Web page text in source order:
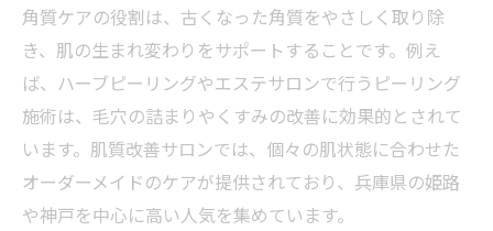
角質ケアの役割は、古くなった角質をやさしく取り除
き、肌の生まれ変わりをサポートすることです。例え
ば、ハーブピーリングやエステサロンで行うピーリング
施術は、毛穴の詰まりやくすみの改善に効果的とされて
います。肌質改善サロンでは、個々の肌状態に合わせた
オーダーメイドのケアが提供されており、兵庫県の姫路
や神戸を中心に高い人気を集めています。